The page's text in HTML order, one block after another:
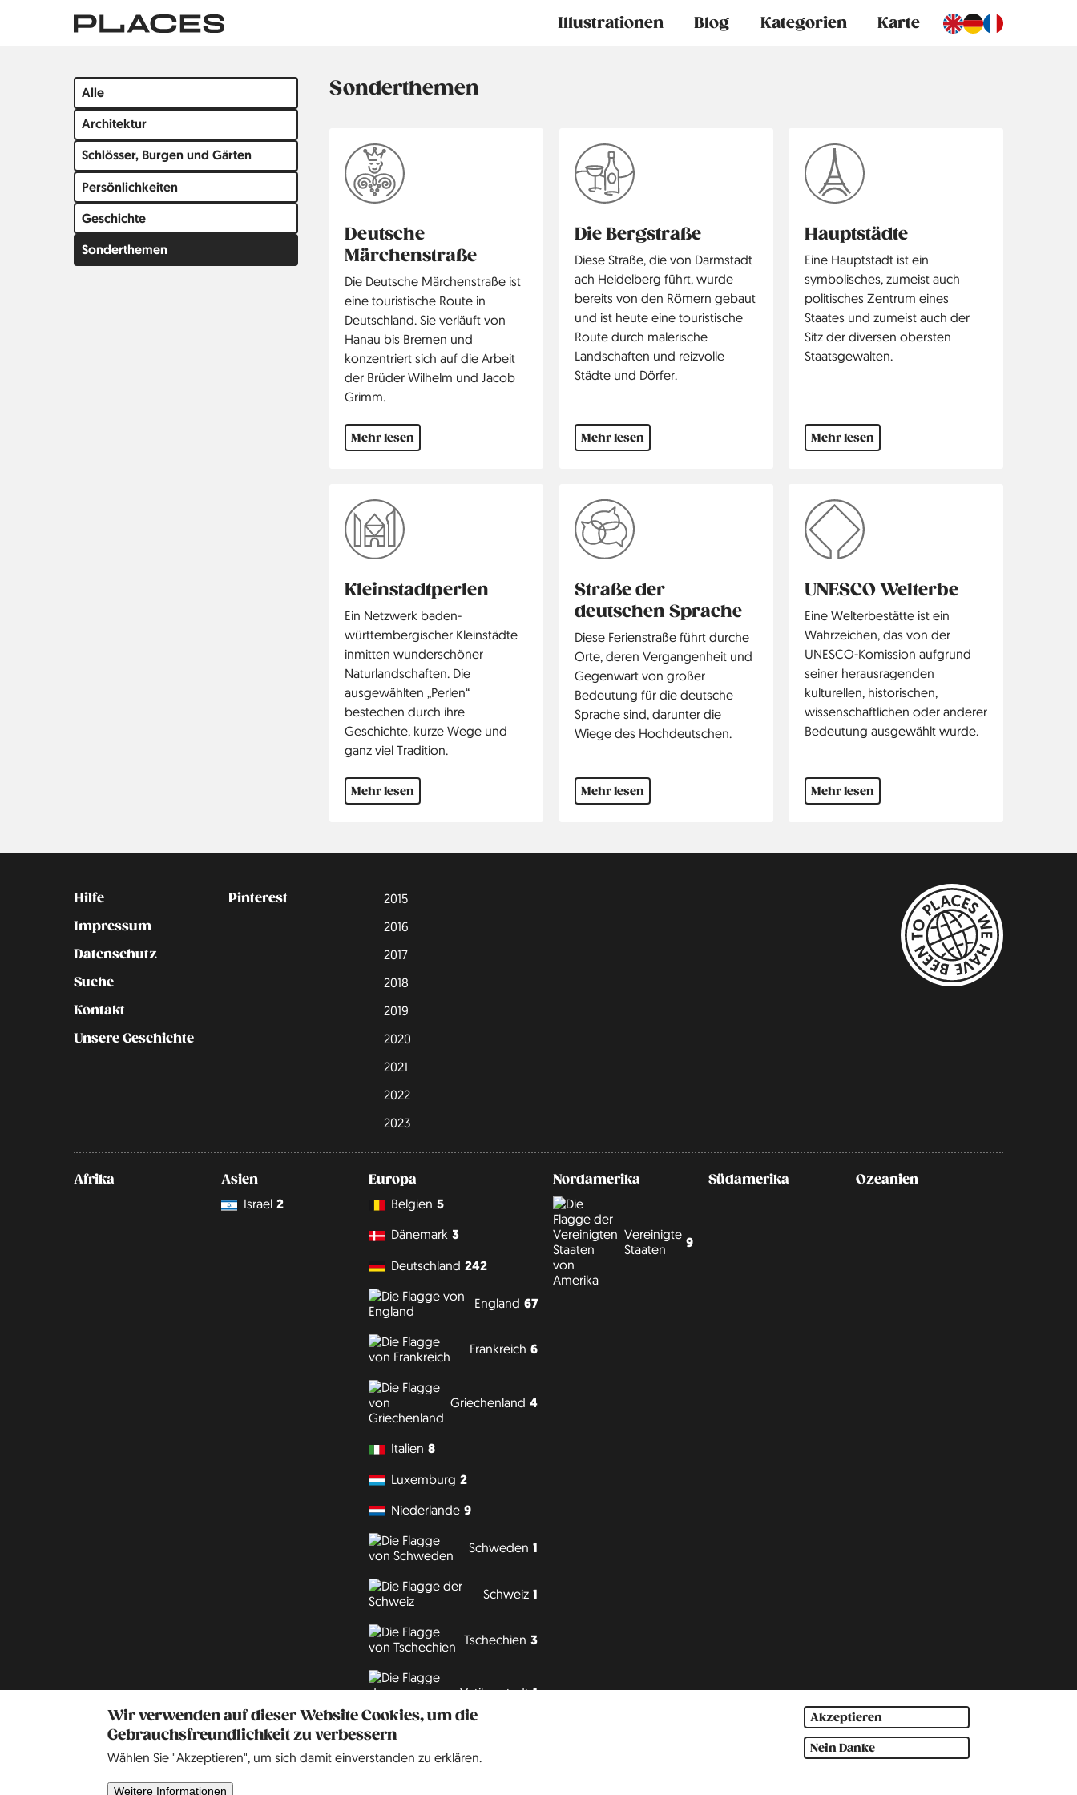
Wir verwenden auf dieser Website Cookies, um die
Gebrauchsfreundlichkeit zu verbessern
Wählen Sie "Akzeptieren", um sich damit einverstanden zu erklären.
Weitere Informationen
Akzeptieren
Nein Danke
Main
navigation
Illustrationen Blog Kategorien Karte
Filter
by
group
Alle
Architektur
Schlösser, Burgen und Gärten
Persönlichkeiten
Geschichte
Sonderthemen
Sonderthemen
Deutsche
Märchenstraße
Die Deutsche Märchenstraße ist
eine touristische Route in
Deutschland. Sie verläuft von
Hanau bis Bremen und
konzentriert sich auf die Arbeit
der Brüder Wilhelm und Jacob
Grimm.
Mehr lesen
Die Bergstraße
Diese Straße, die von Darmstadt
ach Heidelberg führt, wurde
bereits von den Römern gebaut
und ist heute eine touristische
Route durch malerische
Landschaften und reizvolle
Städte und Dörfer.
Mehr lesen
Hauptstädte
Eine Hauptstadt ist ein
symbolisches, zumeist auch
politisches Zentrum eines
Staates und zumeist auch der
Sitz der diversen obersten
Staatsgewalten.
Mehr lesen
Kleinstadtperlen
Ein Netzwerk baden-
württembergischer Kleinstädte
inmitten wunderschöner
Naturlandschaften. Die
ausgewählten „Perlen“
bestechen durch ihre
Geschichte, kurze Wege und
ganz viel Tradition.
Mehr lesen
Straße der
deutschen Sprache
Diese Ferienstraße führt durche
Orte, deren Vergangenheit und
Gegenwart von großer
Bedeutung für die deutsche
Sprache sind, darunter die
Wiege des Hochdeutschen.
Mehr lesen
UNESCO Welterbe
Eine Welterbestätte ist ein
Wahrzeichen, das von der
UNESCO-Komission aufgrund
seiner heraus­ragenden
kulturellen, historischen,
wissenschaftlichen oder anderer
Bedeutung ausgewählt wurde.
Mehr lesen
Kontakt
Hilfe
Impressum
Datenschutz
Suche
Kontakt
Unsere Geschichte
Social
Pinterest
2015
2016
2017
2018
2019
2020
2021
2022
2023
Afrika
Asien
Israel 2
Europa
Belgien 5
Dänemark 3
Deutschland 242
England 67
Frankreich 6
Griechenland 4
Italien 8
Luxemburg 2
Niederlande 9
Schweden 1
Schweiz 1
Tschechien 3
Vatikanstadt 1
Nordamerika
Vereinigte
Staaten
9
Südamerika Ozeanien
Website